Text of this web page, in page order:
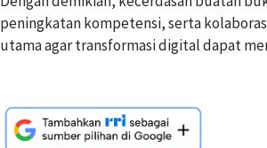
peningkatan kompetensi, serta
utama agar transformasi digital dapat